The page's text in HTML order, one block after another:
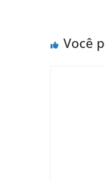
Você